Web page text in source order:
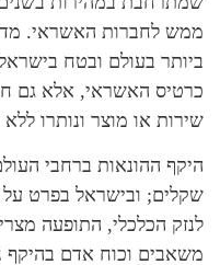
ממש לחברות האשראי.
ביותר בעולם ובטח
כרטיס האשראי, אלא גם
שירות או מוצר ונותרו
היקף ההונאות ברחבי
שקלים; ובישראל בפרט על
לנזק הכלכלי, התופעה
משאבים וכוח אדם בהיקף